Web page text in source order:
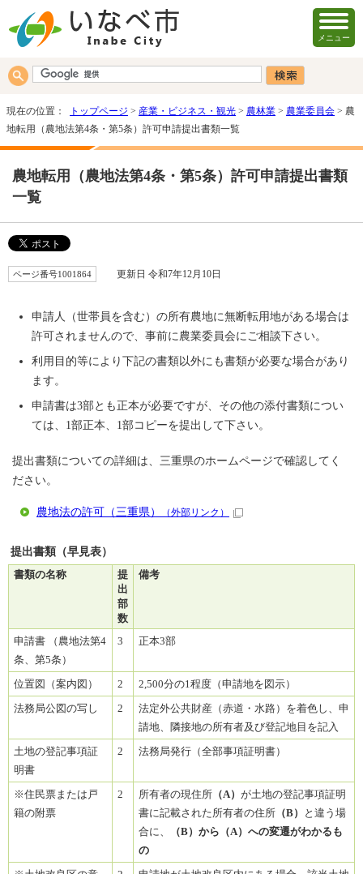
メニュー
現在の位置： トップページ > 産業・ビジネス・観光 > 農林業 > 農業委員会 > 農
地転用（農地法第4条・第5条）許可申請提出書類一覧
農地転用（農地法第4条・第5条）許可申請提出書類
一覧
ページ番号1001864 更新日 令和7年12月10日
申請人（世帯員を含む）の所有農地に無断転用地がある場合は
許可されませんので、事前に農業委員会にご相談下さい。
利用目的等により下記の書類以外にも書類が必要な場合があり
ます。
申請書は3部とも正本が必要ですが、その他の添付書類につい
ては、1部正本、1部コピーを提出して下さい。
提出書類についての詳細は、三重県のホームページで確認してく
ださい。
農地法の許可（三重県） （外部リンク）
提出書類（早見表）
書類の名称
提
出
部
数
備考
申請書 （農地法第4
条、第5条）
3 正本3部
位置図（案内図） 2
2,500分の1程度（申請地を図示）
法務局公図の写し
2
法定外公共財産（赤道・水路）を着色し、申
請地、隣接地の所有者及び登記地目を記入
土地の登記事項証
明書
2 法務局発行（全部事項証明書）
※住民票または戸
籍の附票
2 所有者の現住所 （A） が土地の登記事項証明
書に記載された所有者の住所 （B）
と違う場
合に、
（B）から（A）への変遷がわかるも
の